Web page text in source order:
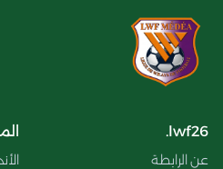
lwf26.
عن الرابطة